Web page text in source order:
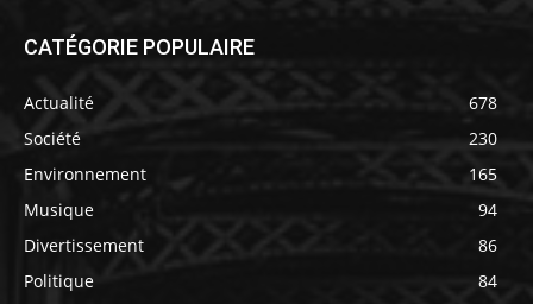
CATÉGORIE POPULAIRE
Actualité
678
Société
230
Environnement
165
Musique
94
Divertissement
86
Politique
84